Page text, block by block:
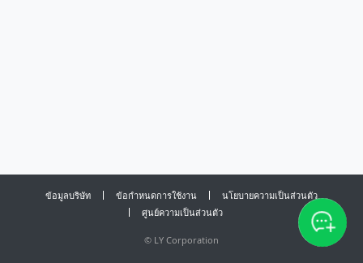
ข้อมูลบริษัท ข้อกำหนดการใช้งาน
นโยบายความเป็นส่วนตัว
ศูนย์ความเป็นส่วนตัว
© LY Corporation